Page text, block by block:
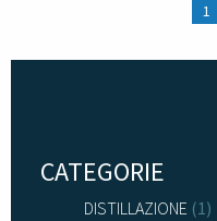
1
CATEGORIE
DISTILLAZIONE (1)